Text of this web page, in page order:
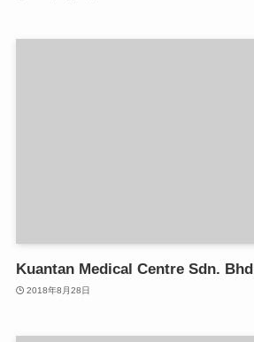
Kuantan Medical Centre Sdn. Bhd
2018年8月28日